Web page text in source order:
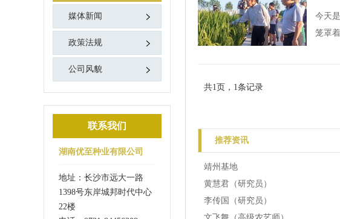
媒体新闻
政策法规
公司风貌
联系我们
湖南优至种业有限公司
地址：长沙市远大一路
1398号东岸城邦时代中心
22楼
今天
笼罩
共1页，1条记录
推荐资讯
靖州基地
黄慧君（研究员）
李传国（研究员）